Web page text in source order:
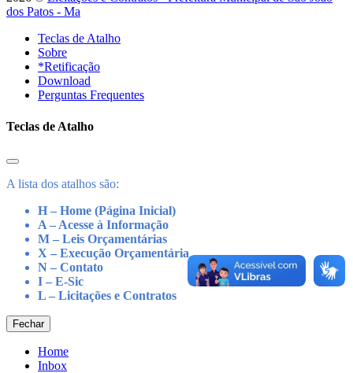
dos Patos - Ma
Teclas de Atalho
Sobre
*Retificação
Download
Perguntas Frequentes
Teclas de Atalho
A lista dos atalhos são:
H – Home (Página Inicial)
A – Acesse à Informação
M – Leis Orçamentárias
X – Execução Orçamentária
N – Contato
I – E-Sic
L – Licitações e Contratos
Fechar
Home
Inbox